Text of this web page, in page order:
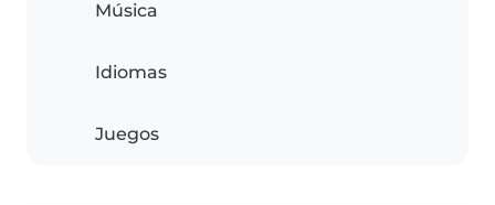
Música
Idiomas
Juegos